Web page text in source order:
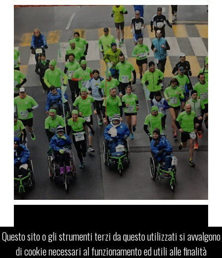
e20run.conegliano@gmail.com
Questo sito o gli strumenti terzi da questo utilizzati si avvalgono
di cookie necessari al funzionamento ed utili alle finalità